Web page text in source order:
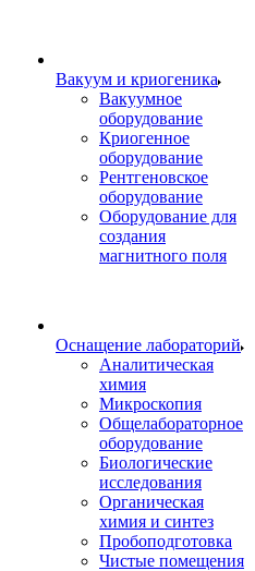
Вакуум и криогеника
Вакуумное
оборудование
Криогенное
оборудование
Рентгеновское
оборудование
Оборудование для
создания
магнитного поля
Оснащение лабораторий
Аналитическая
химия
Микроскопия
Общелабораторное
оборудование
Биологические
исследования
Органическая
химия и синтез
Пробоподготовка
Чистые помещения